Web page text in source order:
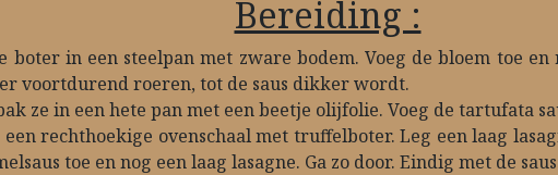
Bereiding :
boter in een steelpan met zware bodem. Voeg de bloem toe
voortdurend roeren, tot de saus dikker wordt.
ze in een hete pan met een beetje olijfolie. Voeg de tartufata
rechthoekige ovenschaal met truffelboter. Leg een laag
toe en nog een laag lasagne. Ga zo door. Eindig met de